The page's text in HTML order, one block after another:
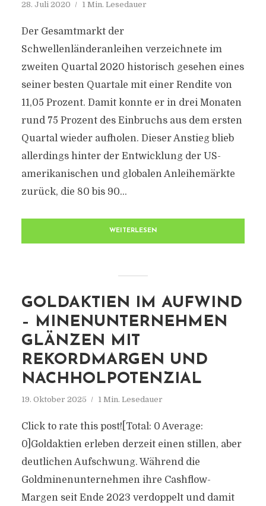
28. Juli 2020 1 Min. Lesedauer
Der Gesamtmarkt der
Schwellenländeranleihen verzeichnete im
zweiten Quartal 2020 historisch gesehen eines
seiner besten Quartale mit einer Rendite von
11,05 Prozent. Damit konnte er in drei Monaten
rund 75 Prozent des Einbruchs aus dem ersten
Quartal wieder aufholen. Dieser Anstieg blieb
allerdings hinter der Entwicklung der US-
amerikanischen und globalen Anleihemärkte
zurück, die 80 bis 90...
WEITERLESEN
GOLDAKTIEN IM AUFWIND
– MINENUNTERNEHMEN
GLÄNZEN MIT
REKORDMARGEN UND
NACHHOLPOTENZIAL
19. Oktober 2025 1 Min. Lesedauer
Click to rate this post![Total: 0 Average:
0]Goldaktien erleben derzeit einen stillen, aber
deutlichen Aufschwung. Während die
Goldminenunternehmen ihre Cashflow-
Margen seit Ende 2023 verdoppelt und damit